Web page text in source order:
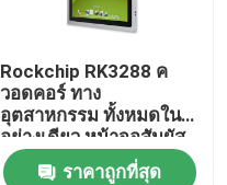
Rockchip RK3288 ค
วอดคอร์ ทาง
อุตสาหกรรม ทั้งหมดใน
อย่างเดียว หน้าจอสัมผัส
แบบฝังตัว 2 COM 15 นิ้ว
ราคาถูกที่สุด